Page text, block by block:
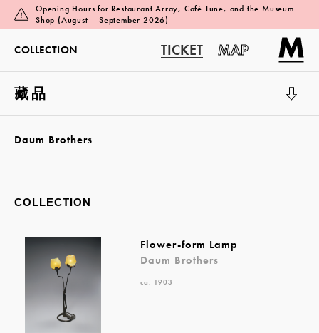
Opening Hours for Restaurant Array, Café Tune, and the Museum
Shop (August – September 2026)
COLLECTION TICKET MAP
藏品
Daum Brothers
COLLECTION
Flower-form Lamp
Daum Brothers
ca. 1903